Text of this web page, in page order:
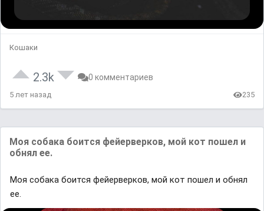
Кошаки
2.3k 0 комментариев
5 лет назад 235
Моя собака боится фейерверков, мой кот пошел и
обнял ее.
Моя собака боится фейерверков, мой кот пошел и обнял
ее.